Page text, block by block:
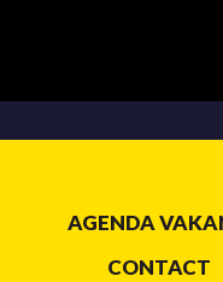
AGENDA
CONTACT